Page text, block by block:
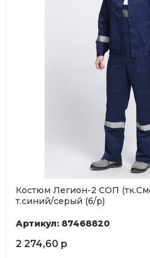
Костюм Легион-2 СОП
т.синий/серый (б/р)
Артикул: 87468820
2 274,60 р